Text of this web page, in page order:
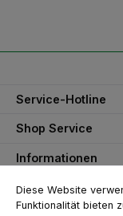
Service-Hotline
Shop Service
Informationen
Unser Partner
Diese Website
Funktionalität bieten